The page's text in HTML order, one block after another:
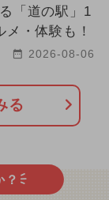
「道の駅」1
・体験も！
2026-08-06
る
？